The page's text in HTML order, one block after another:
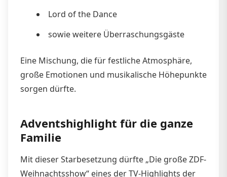
Lord of the Dance
sowie weitere Überraschungsgäste
Eine Mischung, die für festliche Atmosphäre,
große Emotionen und musikalische Höhepunkte
sorgen dürfte.
Adventshighlight für die ganze
Familie
Mit dieser Starbesetzung dürfte „Die große ZDF-
Weihnachtsshow“ eines der TV-Highlights der